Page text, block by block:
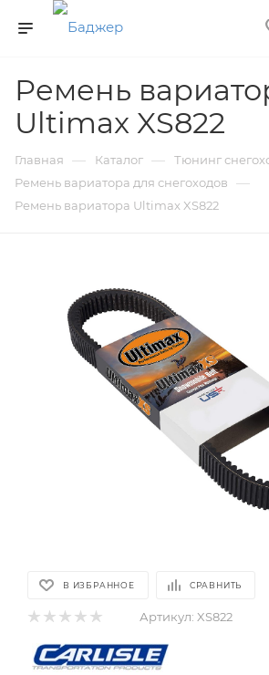
Ремень
Ultimax XS822
Главная — Каталог — Тюнинг
Ремень вариатора для снегоходов —
Ремень вариатора Ultimax XS822
В ИЗБРАННОЕ СРАВНИТЬ
Артикул: XS822